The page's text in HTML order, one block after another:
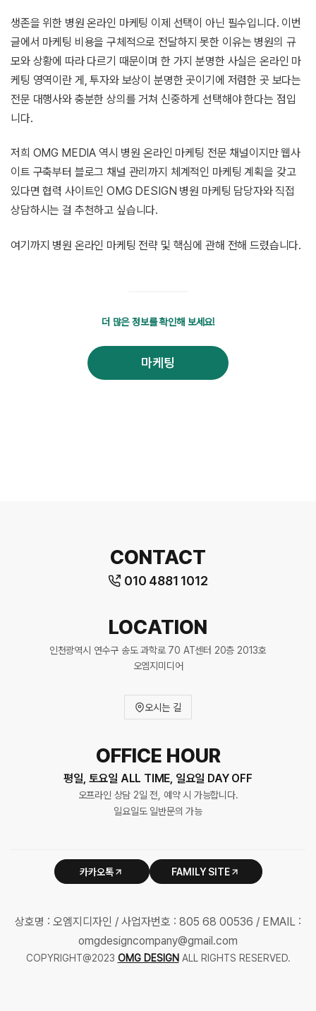
생존을 위한 병원 온라인 마케팅 이제 선택이 아닌 필수입니다. 이번
글에서 마케팅 비용을 구체적으로 전달하지 못한 이유는 병원의 규
모와 상황에 따라 다르기 때문이며 한 가지 분명한 사실은 온라인 마
케팅 영역이란 게, 투자와 보상이 분명한 곳이기에 저렴한 곳 보다는
전문 대행사와 충분한 상의를 거쳐 신중하게 선택해야 한다는 점입
니다.
저희 OMG MEDIA 역시 병원 온라인 마케팅 전문 채널이지만 웹사
이트 구축부터 블로그 채널 관리까지 체계적인 마케팅 계획을 갖고
있다면 협력 사이트인 OMG DESIGN 병원 마케팅 담당자와 직접
상담하시는 걸 추천하고 싶습니다.
여기까지 병원 온라인 마케팅 전략 및 핵심에 관해 전해 드렸습니다.
더 많은 정보를 확인해 보세요!
마케팅
CONTACT
010 4881 1012
LOCATION
인천광역시 연수구 송도 과학로 70 AT센터 20층 2013호
오엠지미디어
오시는 길
OFFICE HOUR
평일, 토요일 ALL TIME, 일요일 DAY OFF
오프라인 상담 2일 전, 예약 시 가능합니다.
일요일도 일반문의 가능
카카오톡 FAMILY SITE
상호명 : 오엠지디자인 / 사업자번호 : 805 68 00536 / EMAIL :
omgdesigncompany@gmail.com
COPYRIGHT@2023 OMG DESIGN ALL RIGHTS RESERVED.